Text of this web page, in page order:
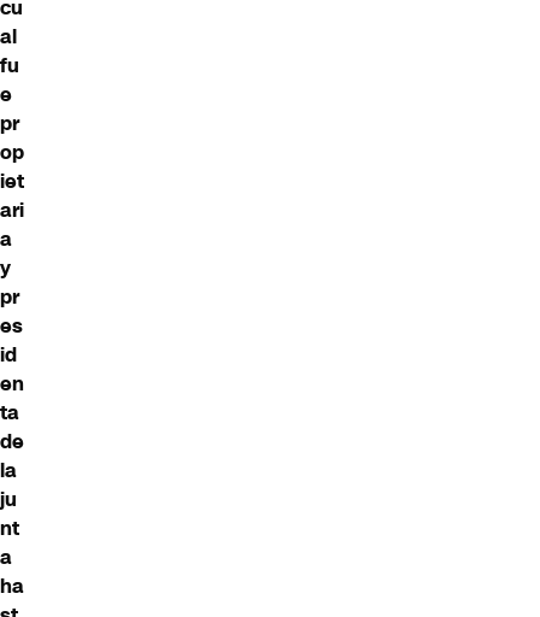
cu
al
fu
e
pr
op
iet
ari
a
y
pr
es
id
en
ta
de
la
ju
nt
a
ha